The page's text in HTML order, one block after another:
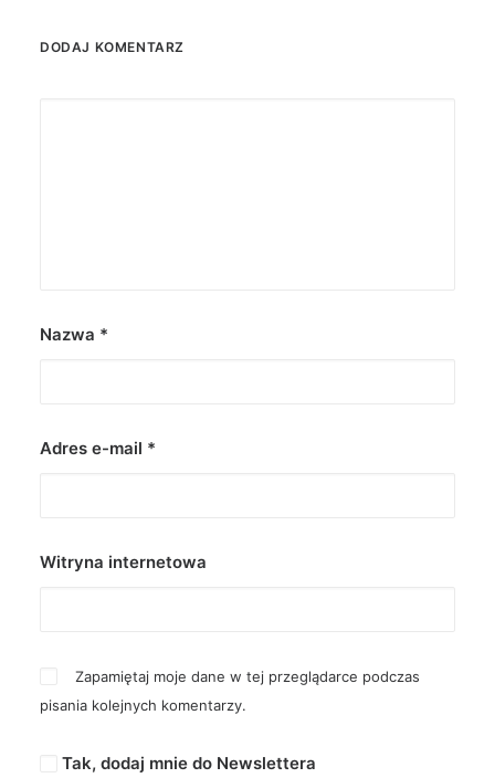
DODAJ KOMENTARZ
Nazwa *
Adres e-mail *
Witryna internetowa
Zapamiętaj moje dane w tej przeglądarce podczas
pisania kolejnych komentarzy.
Tak, dodaj mnie do Newslettera